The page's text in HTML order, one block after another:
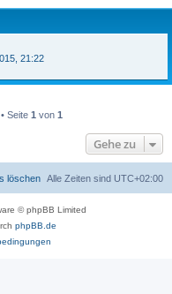
21:22
Seite 1 von 1
Gehe zu
Alle Zeiten sind UTC+02:00
löschen
© phpBB Limited
phpBB.de